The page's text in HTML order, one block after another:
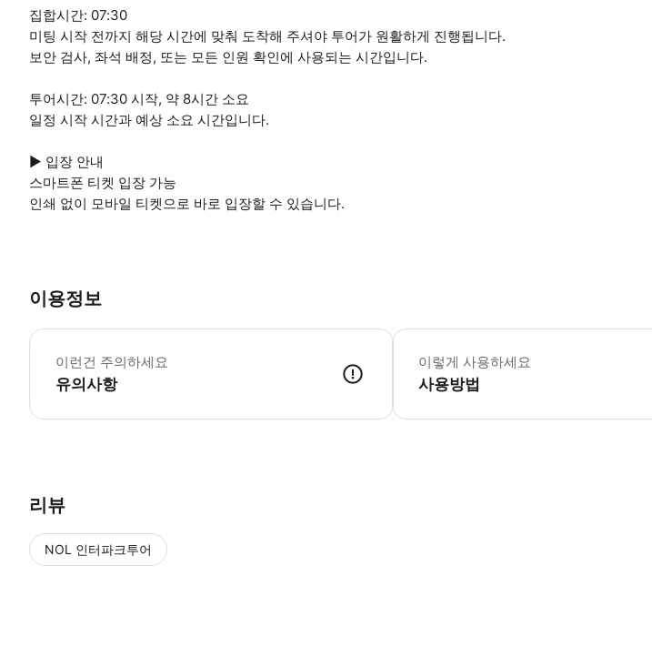
집합시간: 07:30
미팅 시작 전까지 해당 시간에 맞춰 도착해 주셔야 투어가 원활하게 진행됩니다.
보안 검사, 좌석 배정, 또는 모든 인원 확인에 사용되는 시간입니다.
투어시간: 07:30 시작, 약 8시간 소요
일정 시작 시간과 예상 소요 시간입니다.
▶ 입장 안내
스마트폰 티켓 입장 가능
인쇄 없이 모바일 티켓으로 바로 입장할 수 있습니다.
이용정보
이런건 주의하세요
유의사항
▶ 꼭 알아두세요 * 피피섬 국립공원 입장료는
이렇게 사용하세요
사용방법
리뷰
NOL 인터파크투어